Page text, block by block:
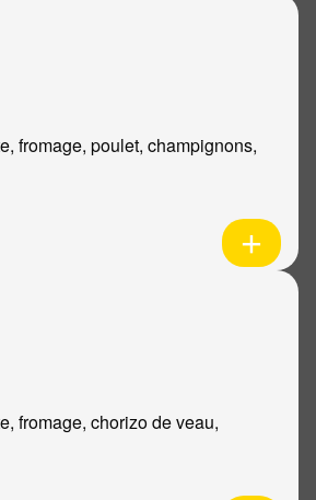
fromage, poulet, champignons,
fromage, chorizo de veau,